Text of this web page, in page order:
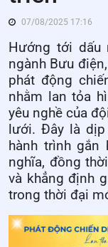
07/08/2025 17:16
Hướng tới dấu
ngành Bưu
phát động
nhằm lan tỏa
yêu nghề của
lưới. Đây là
hành trình gắn
nghĩa, đồng
và khẳng định
trong thời đại